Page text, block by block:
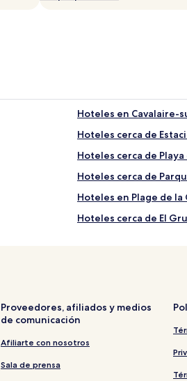
Hoteles en Cavalaire-
Hoteles cerca de
Hoteles cerca de
Hoteles cerca de
Hoteles en Plage de
Hoteles cerca de El
Hoteles cerca de
Hoteles en Golfo de
Hoteles familiares en
Proveedores, afiliados y medios
de comunicación
Afiliarte con nosotros
Sala de prensa